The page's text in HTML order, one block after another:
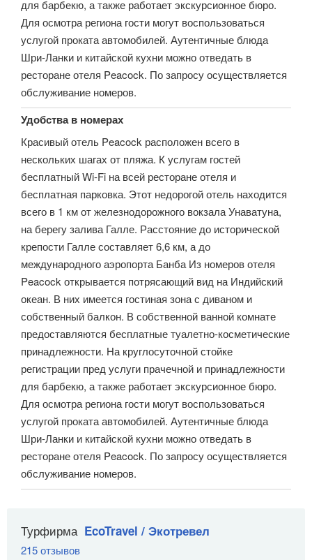
для барбекю, а также работает экскурсионное бюро.
Для осмотра региона гости могут воспользоваться
услугой проката автомобилей. Аутентичные блюда
Шри-Ланки и китайской кухни можно отведать в
ресторане отеля Peacock. По запросу осуществляется
обслуживание номеров.
Удобства в номерах
Красивый отель Peacock расположен всего в
нескольких шагах от пляжа. К услугам гостей
бесплатный Wi-Fi на всей ресторане отеля и
бесплатная парковка. Этот недорогой отель находится
всего в 1 км от железнодорожного вокзала Унаватуна,
на берегу залива Галле. Расстояние до исторической
крепости Галле составляет 6,6 км, а до
международного аэропорта Банба Из номеров отеля
Peacock открывается потрясающий вид на Индийский
океан. В них имеется гостиная зона с диваном и
собственный балкон. В собственной ванной комнате
предоставляются бесплатные туалетно-косметические
принадлежности. На круглосуточной стойке
регистрации пред услуги прачечной и принадлежности
для барбекю, а также работает экскурсионное бюро.
Для осмотра региона гости могут воспользоваться
услугой проката автомобилей. Аутентичные блюда
Шри-Ланки и китайской кухни можно отведать в
ресторане отеля Peacock. По запросу осуществляется
обслуживание номеров.
Турфирма EcoTravel / Экотревел
215 отзывов